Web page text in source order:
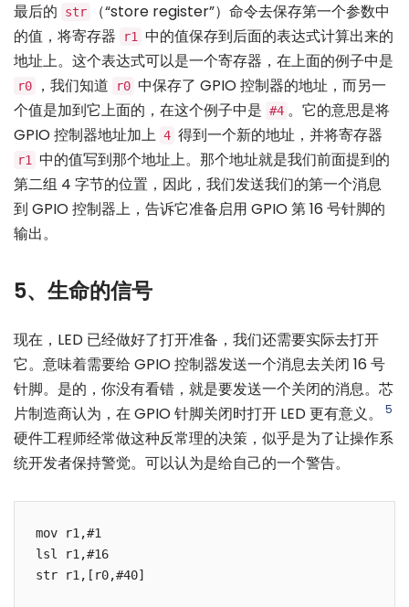
最后的 str
（“store register”）命令去保存第一个参数中
的值，将寄存器
r1 中的值保存到后面的表达式计算出来的
地址上。这个表达式可以是一个寄存器，在上面的例子中是
r0 ，我们知道 r0 中保存了 GPIO 控制器的地址，而另一
个值是加到它上面的，在这个例子中是 #4 。它的意思是将
GPIO 控制器地址加上 4 得到一个新的地址，并将寄存器
r1 中的值写到那个地址上。那个地址就是我们前面提到的
第二组 4 字节的位置，因此，我们发送我们的第一个消息
到 GPIO 控制器上，告诉它准备启用 GPIO 第 16 号针脚的
输出。
5、生命的信号
现在，LED 已经做好了打开准备，我们还需要实际去打开
它。意味着需要给 GPIO 控制器发送一个消息去关闭 16 号
针脚。是的，你没有看错，就是要发送一个关闭的消息。芯
片制造商认为，在 GPIO 针脚关闭时打开 LED 更有意义。
5
硬件工程师经常做这种反常理的决策，似乎是为了让操作系
统开发者保持警觉。可以认为是给自己的一个警告。
mov r1,#1
lsl r1,#16
str r1,[r0,#40]